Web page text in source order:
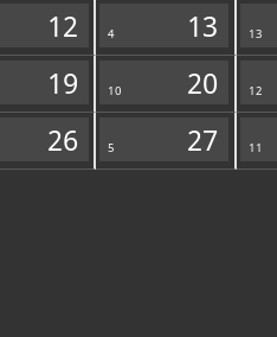
12 4 13 13
19 10 20 12
26 5 27 11